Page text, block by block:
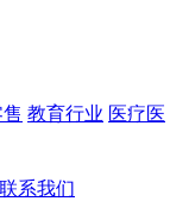
教育行业 医疗医
联系我们